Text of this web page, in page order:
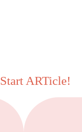
Start ARTicle!